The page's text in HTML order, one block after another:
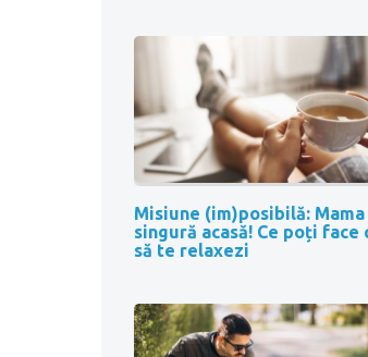
Misiune (im)posibilă: Mama
singură acasă! Ce poți face
să te relaxezi